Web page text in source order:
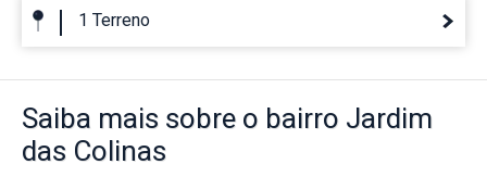
1 Terreno
Saiba mais sobre o bairro Jardim
das Colinas